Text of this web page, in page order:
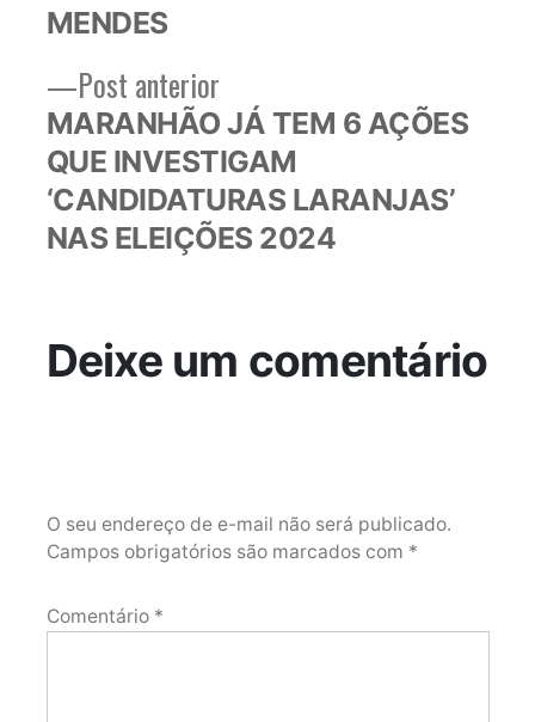
Post anteriorPost
anterior:
MARANHÃO JÁ TEM 6 AÇÕES
QUE INVESTIGAM
‘CANDIDATURAS LARANJAS’
NAS ELEIÇÕES 2024
MENDES
Deixe um comentário
O seu endereço de e-mail não será publicado.
Campos obrigatórios são marcados com *
Comentário *